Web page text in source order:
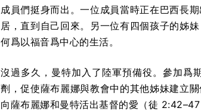
成員們挺身而出。一位成員當時正在巴西長
居，直到自己回來。另一位有四個孩子的姊
何爲以福音爲中心的生活。
沒過多久，曼特加入了陸軍預備役。參加爲
劑，促使薩布麗娜與教會中的其他姊妹建立
向薩布麗娜和曼特活出基督的愛（徒 2:42–47